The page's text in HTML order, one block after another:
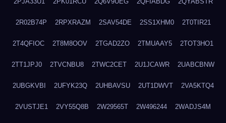
2R02B74P 2RPXRAZM 2SAV54DE 2SS1XHM0 2T0TIR21
2T4QFIOC 2T8M8OOV 2TGAD2ZO 2TMUAAY5 2TOT3HO1
2TT1JPJ0 2TVCNBU8 2TWC2CET 2U1JCAWR 2UABCBNW
2UBGKVBI 2UFYK23Q 2UHBAVSU 2UT1DWVT 2VA5KTQ4
2VUSTJE1 2VY55Q8B 2W29565T 2W496244 2WADJS4M